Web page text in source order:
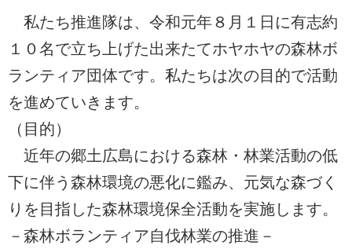
私たち推進隊は、令和元年８月１日に有志約
１０名で立ち上げた出来たてホヤホヤの森林ボ
ランティア団体です。私たちは次の目的で活動
を進めていきます。
（目的）
近年の郷土広島における森林・林業活動の低
下に伴う森林環境の悪化に鑑み、元気な森づく
りを目指した森林環境保全活動を実施します。
－森林ボランティア自伐林業の推進－